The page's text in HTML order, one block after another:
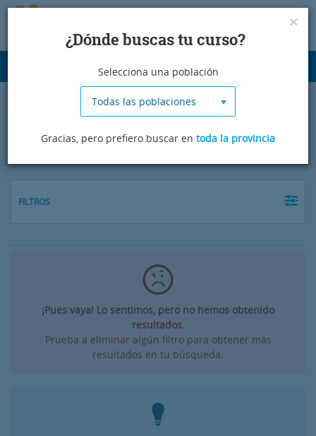
Cursos de chino en Palencia
FILTROS
¡Pues vaya! Lo sentimos, pero no hemos obtenido
resultados.
Prueba a eliminar algún filtro para obtener más
resultados en tu búsqueda.
×
¿Dónde buscas tu curso?
Selecciona una población
Todas las poblaciones
Gracias, pero prefiero buscar en toda la provincia